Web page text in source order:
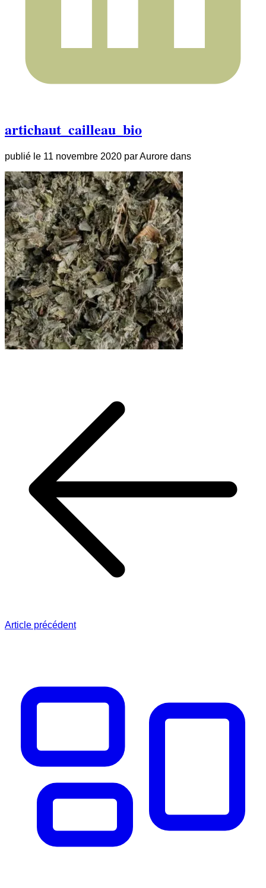
artichaut_cailleau_bio
publié le 11 novembre 2020 parAurore dans
Article précédent